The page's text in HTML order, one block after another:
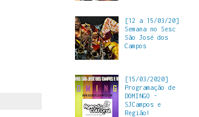
[12 a 15/03/20]
Semana no Sesc
São José dos
Campos
[15/03/2020]
Programação de
DOMINGO -
SJCampos e
Região!